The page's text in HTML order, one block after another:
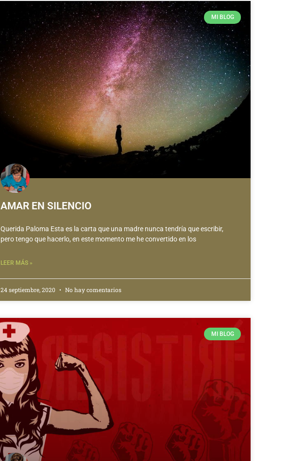
MI BLOG
AMAR EN SILENCIO
Querida Paloma Esta es la carta que una madre nunca tendría que escribir,
pero tengo que hacerlo, en este momento me he convertido en los
LEER MÁS »
24 septiembre, 2020 No hay comentarios
MI BLOG